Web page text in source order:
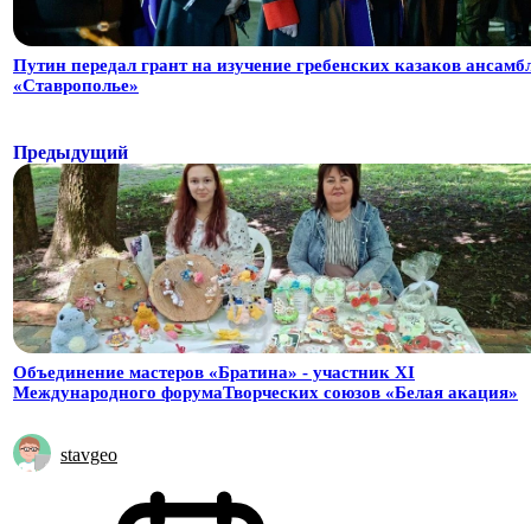
Путин передал грант на изучение гребенских казаков
«Ставрополье»
Предыдущий
Объединение мастеров «Братина» - участник XI
Международного форумаТворческих союзов «Белая акация»
stavgeo